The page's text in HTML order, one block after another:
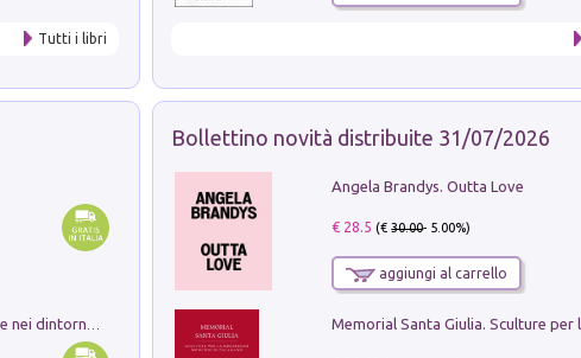
Tutti i libri
Ruderi delle ville Romano Sabine nei dintorni di Poggio Mirteto. Illustrati dal dott.re prof.re cav.re Ercole Nardi regio ispettore degli scavi e monumenti. Anno 1885. Tavole e studio. Con 25 tavole fuori testo in cartella editoriale
Bollettino novità distribuite 31/07/2026
Angela Brandys. Outta Love
€ 28.5 (€30.00- 5.00%)
aggiungi al carrello